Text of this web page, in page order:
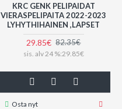
KRC GENK PELIPAIDAT
VIERASPELIPAITA 2022-2023
LYHYTHIHAINEN ,LAPSET
29.85€ 82.35€
sis. alv 24 %:29.85€
Osta nyt